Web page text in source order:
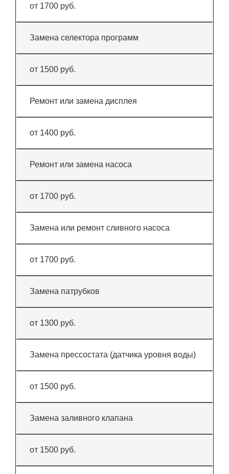
от 1700 руб.
Замена селектора программ
от 1500 руб.
Ремонт или замена дисплея
от 1400 руб.
Ремонт или замена насоса
от 1700 руб.
Замена или ремонт сливного насоса
от 1700 руб.
Замена патрубков
от 1300 руб.
Замена прессостата (датчика уровня воды)
от 1500 руб.
Замена заливного клапана
от 1500 руб.